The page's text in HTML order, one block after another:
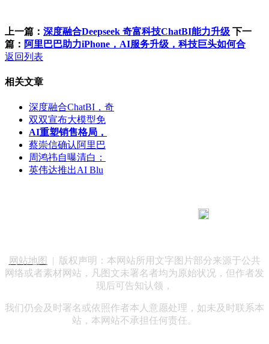
上一篇： 深度融合Deepseek 奇富科技ChatBI能力升级 下一
篇： 阿里巴巴助力iPhone，AI服务升级，科技巨头如何合
返回列表
相关文章
深度融合ChatBI，奇
双双宣布大模型免
AI重塑销售格局，
蔡崇信确认阿里巴
周鸿祎自曝清白：
英伟达推出AI Blu
网站地图
| 版权声明：本网站所用文字图片部分来源于公共
网络或者素材网站，凡图文未署名者均为原始状况，但作者发
现后可告知认领，
我们仍会及时署名或依照作者本人意愿处理，如未及时联系本
站，本网站不承担任何责任。